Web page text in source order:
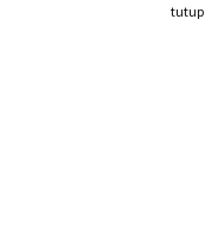
tutup